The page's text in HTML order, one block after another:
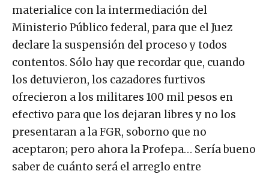
materialice con la intermediación del
Ministerio Público federal, para que el Juez
declare la suspensión del proceso y todos
contentos. Sólo hay que recordar que, cuando
los detuvieron, los cazadores furtivos
ofrecieron a los militares 100 mil pesos en
efectivo para que los dejaran libres y no los
presentaran a la FGR, soborno que no
aceptaron; pero ahora la Profepa… Sería bueno
saber de cuánto será el arreglo entre